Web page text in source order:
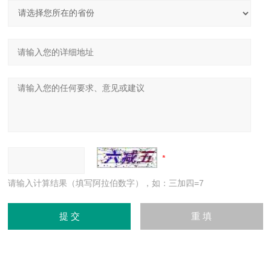
请输入计算结果（填写阿拉伯数字），如：三加四=7